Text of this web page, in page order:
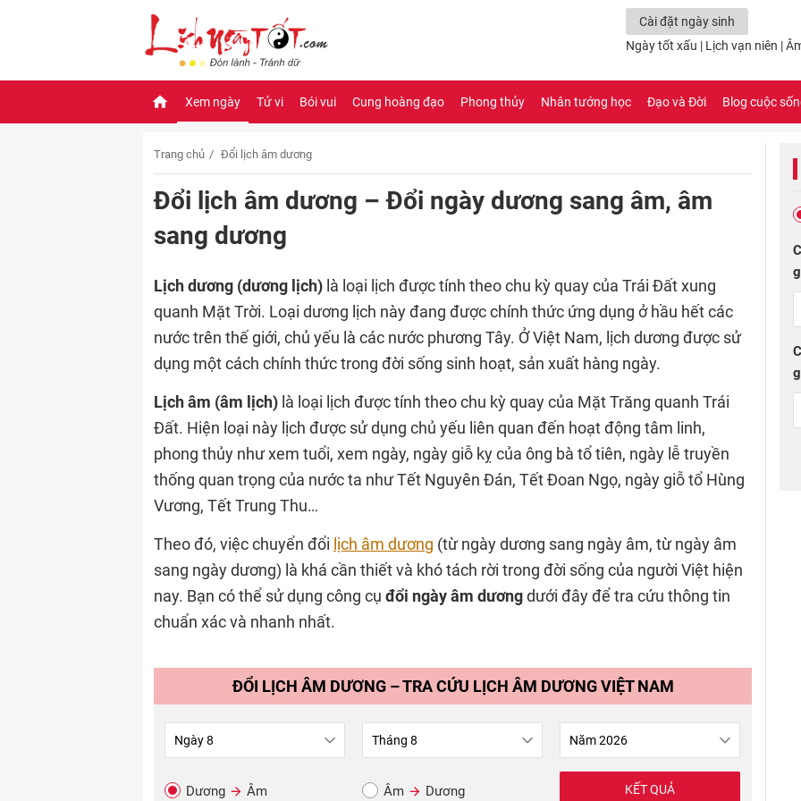
Cài đặt ngày sinh
Ngày tốt xấu | Lịch vạn niên |
Xem ngày Tử vi Bói vui Cung hoàng đạo Phong thủy Nhân tướng học Đạo và Đời Blog cuộc
Trang chủ Đổi lịch âm dương
Đổi lịch âm dương – Đổi ngày dương sang âm, âm
sang dương
Lịch dương (dương lịch) là loại lịch được tính theo chu kỳ quay của Trái Đất xung
quanh Mặt Trời. Loại dương lịch này đang được chính thức ứng dụng ở hầu hết các
nước trên thế giới, chủ yếu là các nước phương Tây. Ở Việt Nam, lịch dương được sử
dụng một cách chính thức trong đời sống sinh hoạt, sản xuất hàng ngày.
Lịch âm (âm lịch) là loại lịch được tính theo chu kỳ quay của Mặt Trăng quanh Trái
Đất. Hiện loại này lịch được sử dụng chủ yếu liên quan đến hoạt động tâm linh,
phong thủy như xem tuổi, xem ngày, ngày giỗ kỵ của ông bà tổ tiên, ngày lễ truyền
thống quan trọng của nước ta như Tết Nguyên Đán, Tết Đoan Ngọ, ngày giỗ tổ Hùng
Vương, Tết Trung Thu…
Theo đó, việc chuyển đổi lịch âm dương (từ ngày dương sang ngày âm, từ ngày âm
sang ngày dương) là khá cần thiết và khó tách rời trong đời sống của người Việt hiện
nay. Bạn có thể sử dụng công cụ đổi ngày âm dươngdưới đây để tra cứu thông tin
chuẩn xác và nhanh nhất.
ĐỔI LỊCH ÂM DƯƠNG – TRA CỨU LỊCH ÂM DƯƠNG VIỆT NAM
Dương Âm Âm Dương KẾT QUẢ